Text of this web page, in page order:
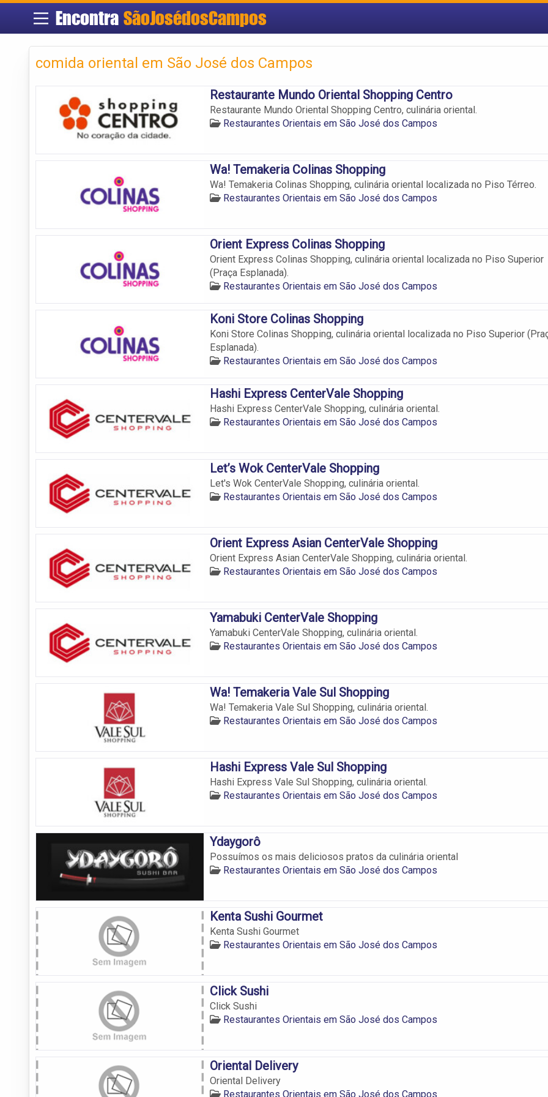
Encontra SãoJosédosCampos
comida oriental em São José dos Campos
Restaurante Mundo Oriental Shopping Centro
Restaurante Mundo Oriental Shopping Centro, culinária oriental.
Restaurantes Orientais em São José dos Campos
Wa! Temakeria Colinas Shopping
Wa! Temakeria Colinas Shopping, culinária oriental localizada no Piso Térreo.
Restaurantes Orientais em São José dos Campos
Orient Express Colinas Shopping
Orient Express Colinas Shopping, culinária oriental localizada no Piso Superior
(Praça Esplanada).
Restaurantes Orientais em São José dos Campos
Koni Store Colinas Shopping
Koni Store Colinas Shopping, culinária oriental localizada no Piso Superior
Esplanada).
Restaurantes Orientais em São José dos Campos
Hashi Express CenterVale Shopping
Hashi Express CenterVale Shopping, culinária oriental.
Restaurantes Orientais em São José dos Campos
Let’s Wok CenterVale Shopping
Let's Wok CenterVale Shopping, culinária oriental.
Restaurantes Orientais em São José dos Campos
Orient Express Asian CenterVale Shopping
Orient Express Asian CenterVale Shopping, culinária oriental.
Restaurantes Orientais em São José dos Campos
Yamabuki CenterVale Shopping
Yamabuki CenterVale Shopping, culinária oriental.
Restaurantes Orientais em São José dos Campos
Wa! Temakeria Vale Sul Shopping
Wa! Temakeria Vale Sul Shopping, culinária oriental.
Restaurantes Orientais em São José dos Campos
Hashi Express Vale Sul Shopping
Hashi Express Vale Sul Shopping, culinária oriental.
Restaurantes Orientais em São José dos Campos
Ydaygorô
Possuímos os mais deliciosos pratos da culinária oriental
Restaurantes Orientais em São José dos Campos
Kenta Sushi Gourmet
Kenta Sushi Gourmet
Restaurantes Orientais em São José dos Campos
Click Sushi
Click Sushi
Restaurantes Orientais em São José dos Campos
Oriental Delivery
Oriental Delivery
Restaurantes Orientais em São José dos Campos